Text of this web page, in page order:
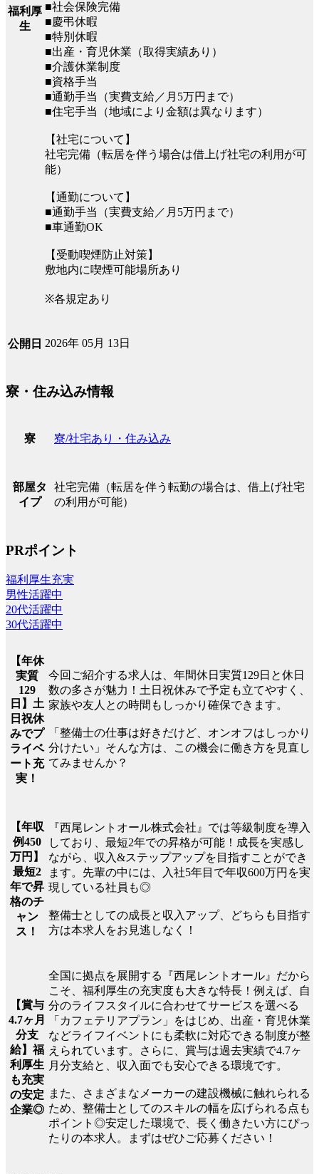
福利厚
生
■社会保険完備
■慶弔休暇
■特別休暇
■出産・育児休業（取得実績あり）
■介護休業制度
■資格手当
■通勤手当（実費支給／月5万円まで）
■住宅手当（地域により金額は異なります）
【社宅について】
社宅完備（転居を伴う場合は借上げ社宅の利用が可
能）
【通勤について】
■通勤手当（実費支給／月5万円まで）
■車通勤OK
【受動喫煙防止対策】
敷地内に喫煙可能場所あり
※各規定あり
公開日 2026年 05月 13日
寮・住み込み情報
寮 寮/社宅あり・住み込み
部屋タ
イプ
社宅完備（転居を伴う転勤の場合は、借上げ社宅
の利用が可能）
PRポイント
福利厚生充実
男性活躍中
20代活躍中
30代活躍中
【年休
実質
129
日】土
日祝休
みでプ
ライベ
ート充
実！
今回ご紹介する求人は、年間休日実質129日と休日
数の多さが魅力！土日祝休みで予定も立てやすく、
家族や友人との時間もしっかり確保できます。
「整備士の仕事は好きだけど、オンオフはしっかり
分けたい」そんな方は、この機会に働き方を見直し
てみませんか？
【年収
例450
万円】
最短2
年で昇
格のチ
ャン
ス！
『西尾レントオール株式会社』では等級制度を導入
しており、最短2年での昇格が可能！成長を実感し
ながら、収入&ステップアップを目指すことができ
ます。先輩の中には、入社5年目で年収600万円を実
現している社員も◎
整備士としての成長と収入アップ、どちらも目指す
方は本求人をお見逃しなく！
【賞与
4.7ヶ月
分支
給】福
利厚生
も充実
の安定
企業◎
全国に拠点を展開する『西尾レントオール』だから
こそ、福利厚生の充実度も大きな特長！例えば、自
分のライフスタイルに合わせてサービスを選べる
「カフェテリアプラン」をはじめ、出産・育児休業
などライフイベントにも柔軟に対応できる制度が整
えられています。さらに、賞与は過去実績で4.7ヶ
月分支給と、収入面でも安心できる環境です。
また、さまざまなメーカーの建設機械に触れられる
ため、整備士としてのスキルの幅を広げられる点も
ポイント◎安定した環境で、長く働きたい方にぴっ
たりの本求人。まずはぜひご応募ください！